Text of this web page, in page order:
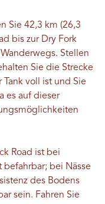
Sie 42,3 km (26,3
bis zur Dry Fork
Stellen
Sie die Strecke
voll ist und Sie
es auf dieser
Road ist bei
bei Nässe
des Bodens
sein. Fahren Sie